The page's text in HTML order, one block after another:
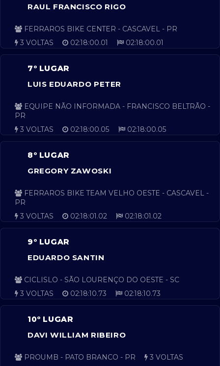
RAUL FRANCISCO RIGO
FERRAROS BIKE CENTER - CASCAVEL - PR
3 VOLTAS
02:18:00.01 02:18:00.01
7º LUGAR
LUIS EDUARDO PETER
EQUIPE NÃO INFORMADA - FRANCISCO BELTRÃO -
PR
3 VOLTAS
02:18:00.05 02:18:00.05
8º LUGAR
GREGORY ZAWOSKI
FERRAROS BIKE TEAM VELHO OESTE - CASCAVEL -
PR
3 VOLTAS
02:18:01.02 02:18:01.02
9º LUGAR
EDUARDO SANTIN
CICLISLO - SÃO LOURENÇO DO OESTE - SC
3 VOLTAS
02:18:10.73 02:18:10.73
10º LUGAR
DAVI WILLIAM RIBEIRO
PROUMB - PATO BRANCO - PR
3 VOLTAS